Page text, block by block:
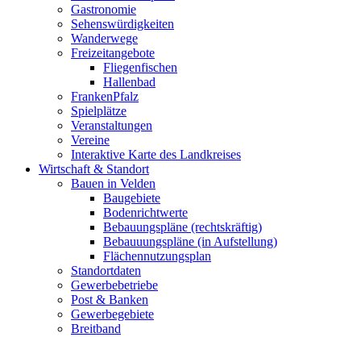
Gastronomie
Sehenswürdigkeiten
Wanderwege
Freizeitangebote
Fliegenfischen
Hallenbad
FrankenPfalz
Spielplätze
Veranstaltungen
Vereine
Interaktive Karte des Landkreises
Wirtschaft & Standort
Bauen in Velden
Baugebiete
Bodenrichtwerte
Bebauungspläne (rechtskräftig)
Bebauuungspläne (in Aufstellung)
Flächennutzungsplan
Standortdaten
Gewerbebetriebe
Post & Banken
Gewerbegebiete
Breitband